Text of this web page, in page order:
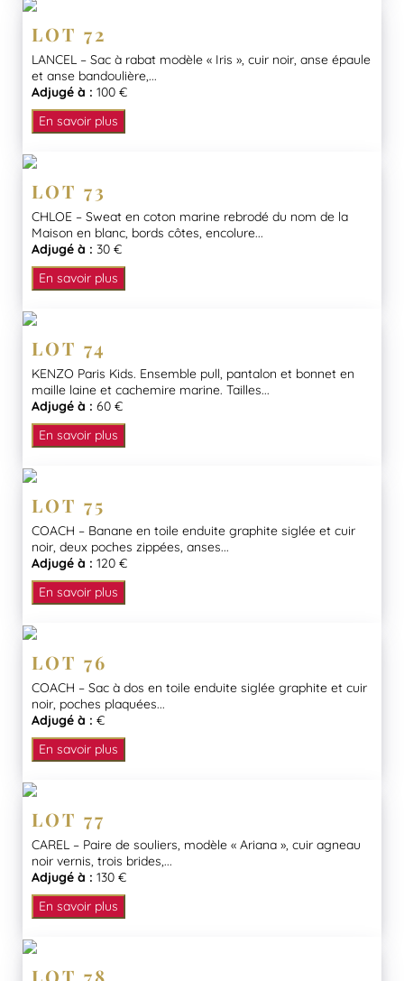
LOT 72
LANCEL – Sac à rabat modèle « Iris », cuir noir, anse épaule
et anse bandoulière,...
Adjugé à : 100 €
En savoir plus
LOT 73
CHLOE – Sweat en coton marine rebrodé du nom de la
Maison en blanc, bords côtes, encolure...
Adjugé à : 30 €
En savoir plus
LOT 74
KENZO Paris Kids. Ensemble pull, pantalon et bonnet en
maille laine et cachemire marine. Tailles...
Adjugé à : 60 €
En savoir plus
LOT 75
COACH – Banane en toile enduite graphite siglée et cuir
noir, deux poches zippées, anses...
Adjugé à : 120 €
En savoir plus
LOT 76
COACH – Sac à dos en toile enduite siglée graphite et cuir
noir, poches plaquées...
Adjugé à : €
En savoir plus
LOT 77
CAREL – Paire de souliers, modèle « Ariana », cuir agneau
noir vernis, trois brides,...
Adjugé à : 130 €
En savoir plus
LOT 78